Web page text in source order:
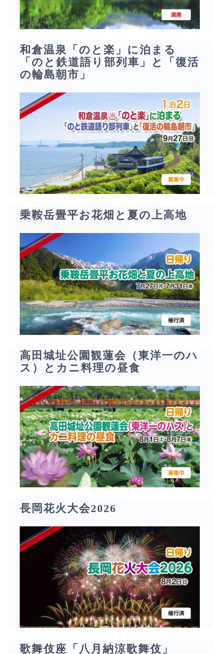
和倉温泉「のと楽」に泊まる
「のと鉄道語り部列車」と「復活
の輪島朝市」
乗鞍岳畳平お花畑と夏の上高地
高田城址公園観蓮会（東洋一のハ
ス）とカニ料理の昼食
長岡花火大会2026
歌舞伎座「八月納涼歌舞伎」